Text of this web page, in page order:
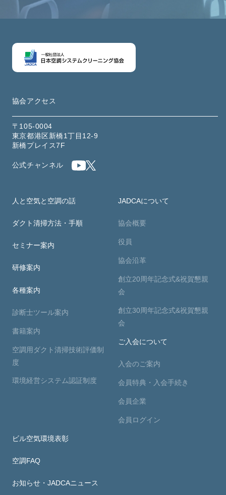
協会アクセス
〒105-0004
東京都港区新橋1丁目12-9
新橋プレイス7F
公式チャンネル
人と空気と空調の話
ダクト清掃方法・手順
セミナー案内
研修案内
各種案内
診断士ツール案内
書籍案内
空調用ダクト清掃技術評価制
度
環境経営システム認証制度
JADCAについて
協会概要
役員
協会沿革
創立20周年記念式&祝賀懇親
会
創立30周年記念式&祝賀懇親
会
ご入会について
入会のご案内
会員特典・入会手続き
会員企業
会員ログイン
ビル空気環境表彰
空調FAQ
お知らせ・JADCAニュース